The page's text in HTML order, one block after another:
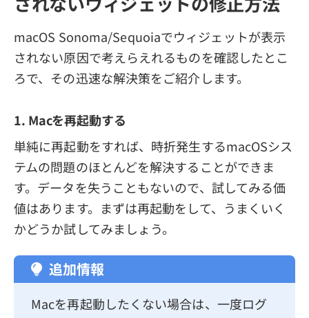
macOS Sonoma/Sequoiaでウィジェットが表示
されない原因で考えらえれるものを確認したとこ
ろで、その迅速な解決策をご紹介します。
1. Macを再起動する
単純に再起動をすれば、時折発生するmacOSシス
テムの問題のほとんどを解決することができま
す。データを失うこともないので、試してみる価
値はあります。まずは再起動をして、うまくいく
かどうか試してみましょう。
追加情報
Macを再起動したくない場合は、一度ログ